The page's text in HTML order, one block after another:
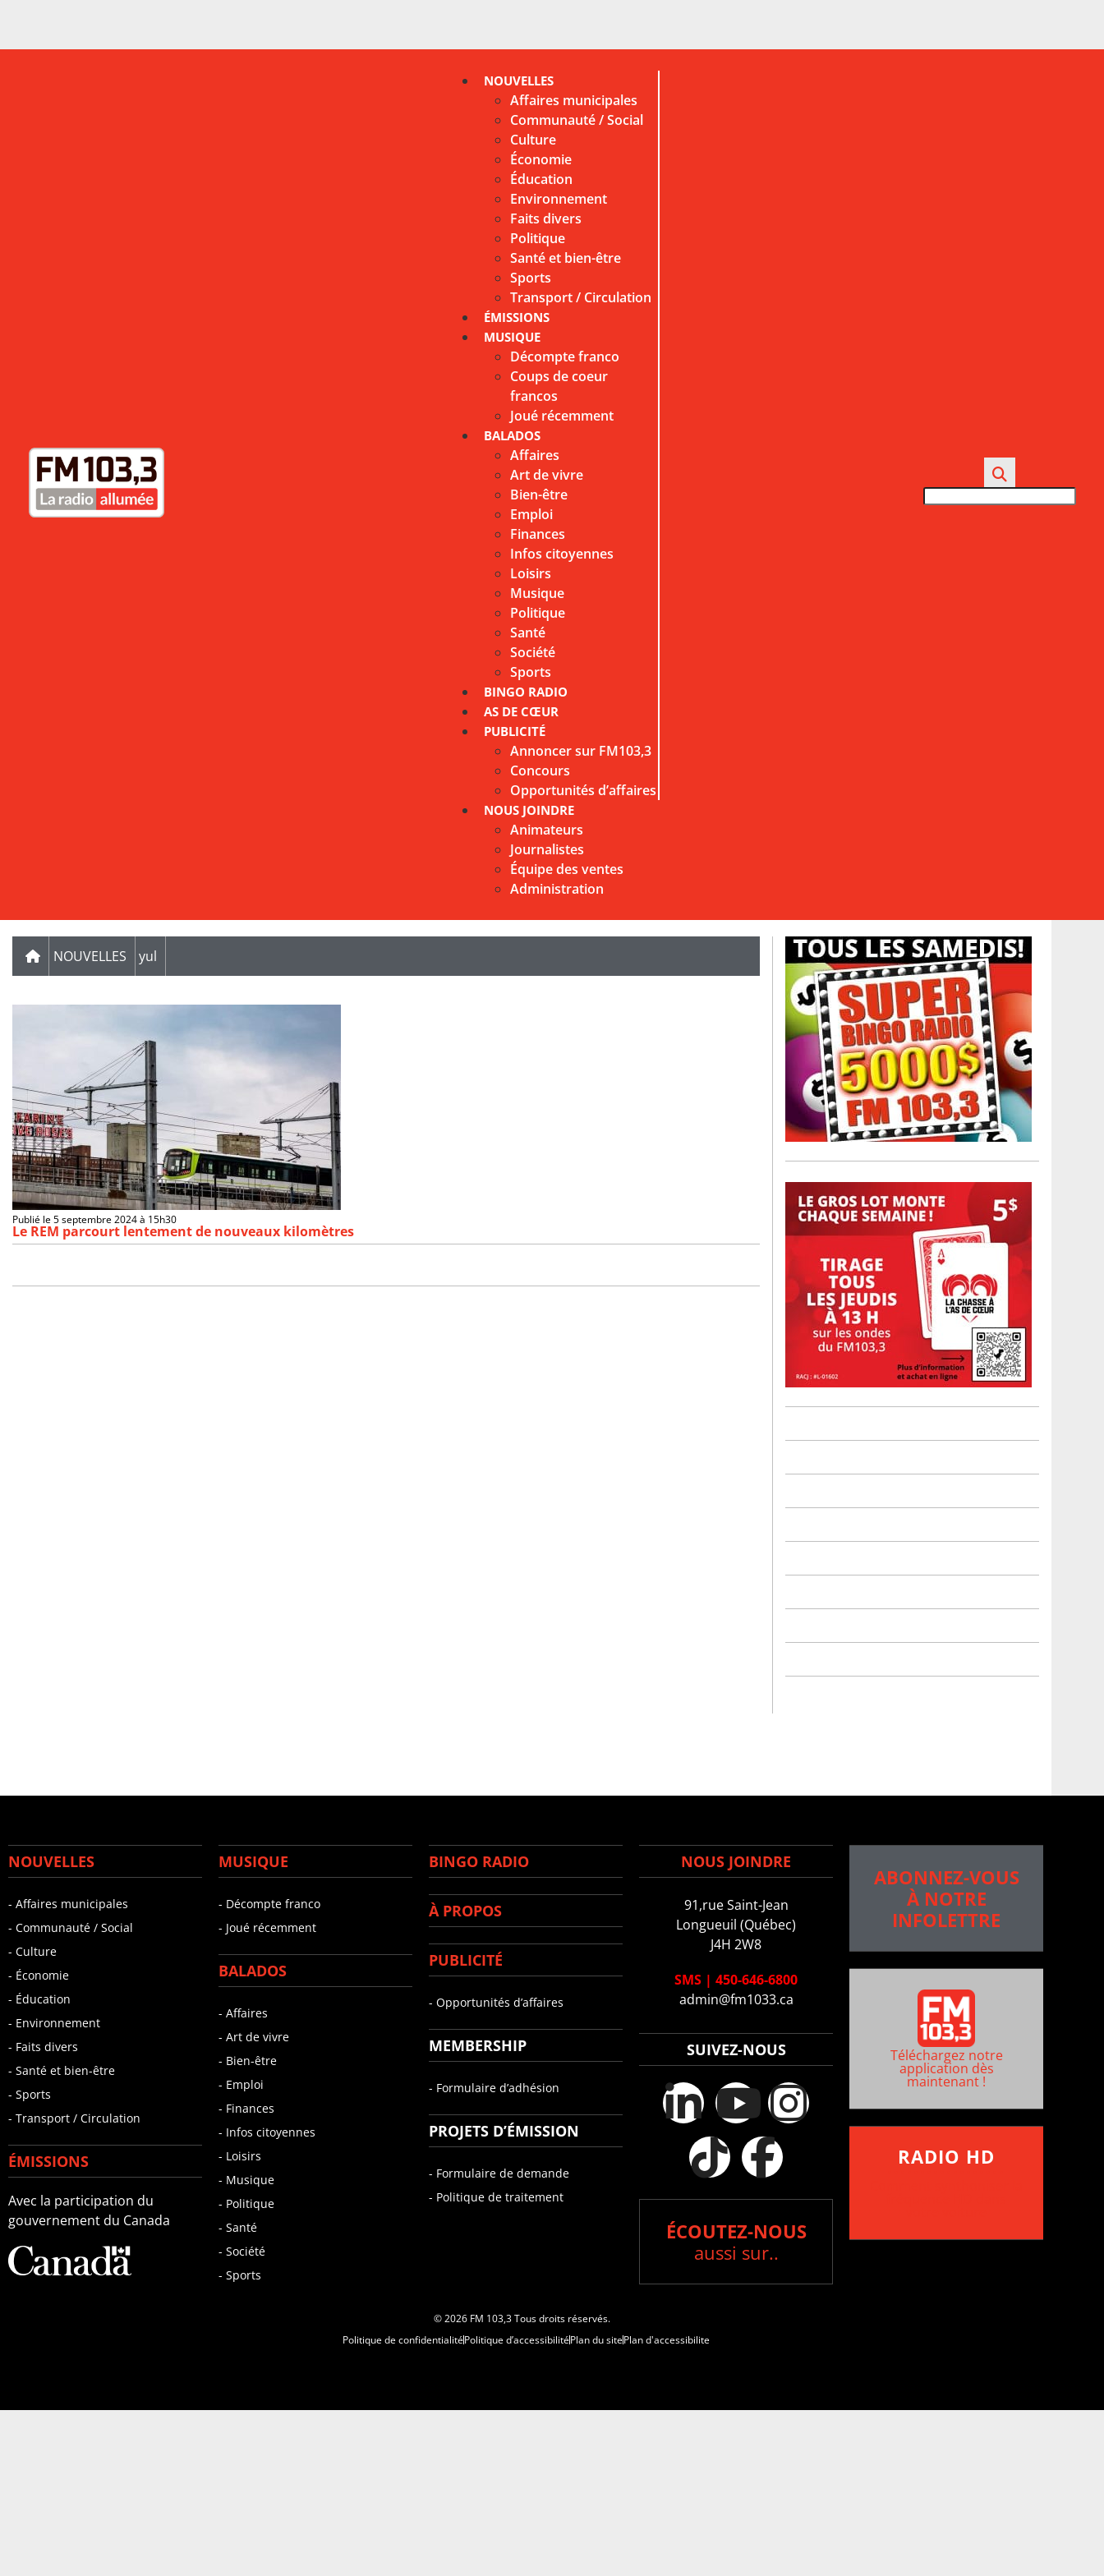
NOUVELLES
Affaires municipales
Communauté / Social
Culture
Économie
Éducation
Environnement
Faits divers
Politique
Santé et bien-être
Sports
Transport / Circulation
ÉMISSIONS
MUSIQUE
Décompte franco
Coups de coeur
francos
Joué récemment
BALADOS
Affaires
Art de vivre
Bien-être
Emploi
Finances
Infos citoyennes
Loisirs
Musique
Politique
Santé
Société
Sports
BINGO RADIO
AS DE CŒUR
PUBLICITÉ
Annoncer sur FM103,3
Concours
Opportunités d’affaires
NOUS JOINDRE
Animateurs
Journalistes
Équipe des ventes
Administration
NOUVELLES yul
Publié le 5 septembre 2024 à 15h30
Le REM parcourt lentement de nouveaux kilomètres
NOUVELLES
- Affaires municipales
- Communauté / Social
- Culture
- Économie
- Éducation
- Environnement
- Faits divers
- Santé et bien-être
- Sports
- Transport / Circulation
ÉMISSIONS
Avec la participation du
gouvernement du Canada
MUSIQUE
- Décompte franco
- Joué récemment
BALADOS
- Affaires
- Art de vivre
- Bien-être
- Emploi
- Finances
- Infos citoyennes
- Loisirs
- Musique
- Politique
- Santé
- Société
- Sports
BINGO RADIO
À PROPOS
PUBLICITÉ
- Opportunités d’affaires
MEMBERSHIP
- Formulaire d’adhésion
PROJETS D’ÉMISSION
- Formulaire de demande
- Politique de traitement
NOUS JOINDRE
91,rue Saint-Jean
Longueuil (Québec)
J4H 2W8
SMS | 450-646-6800
admin@fm1033.ca
SUIVEZ-NOUS
ÉCOUTEZ-NOUS
aussi sur..
ABONNEZ-VOUS
À NOTRE
INFOLETTRE
Téléchargez notre
application dès
maintenant !
RADIO HD
© 2026 FM 103,3 Tous droits réservés.
Politique de confidentialitéPolitique d’accessibilitéPlan du sitePlan d'accessibilite